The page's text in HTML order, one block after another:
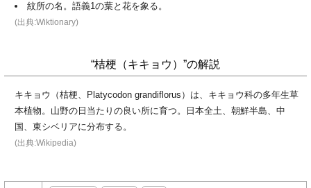
紋所の名。語義1の葉と花を象る。
(出典:Wiktionary)
“桔梗（キキョウ）”の解説
キキョウ（桔梗、Platycodon grandiflorus）は、キキョウ科の多年生草
本植物。山野の日当たりの良い所に育つ。日本全土、朝鮮半島、中
国、東シベリアに分布する。
(出典:Wikipedia)